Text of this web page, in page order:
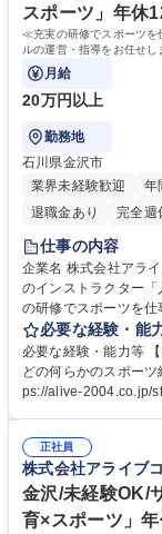
スポーツ」年休
≪充実の研修でスポーツを
ルの運営・指導をお任せし
のプロへ成長可能です。
月給
20万円以上
勤務地
石川県金沢市
業界未経験歓迎
年
退職金あり
完全週
仕事の内容
企業名 株式会社アライブコーポレー
のインストラクター「人間
の研修でスポーツを
ルスクールの運営・指
があり、未経験から教育のプロ
ら小学生を対象に１
教室運営：体験会の企
沢/未経験OK/バスケの
必要な経験・能
必要な経験・能力等
どの何らかのスポーツ経験者 ・
ps://alive-2004.co.jp/
迎えなども可能です！ 学歴・資格 学歴：高専 短大 専修学校 高校 語学
力： 資格：第一種運
正社員
株式会社アライブ
金沢/未経験OK/
育×スポーツ」